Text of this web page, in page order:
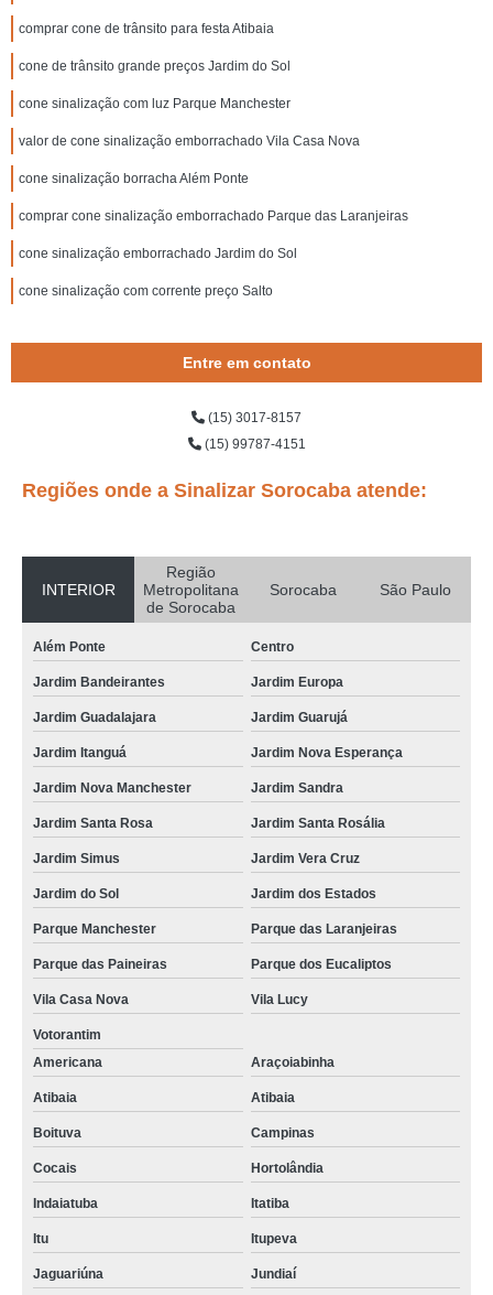
comprar cone de trânsito para festa Atibaia
cone de trânsito grande preços Jardim do Sol
cone sinalização com luz Parque Manchester
valor de cone sinalização emborrachado Vila Casa Nova
cone sinalização borracha Além Ponte
comprar cone sinalização emborrachado Parque das Laranjeiras
cone sinalização emborrachado Jardim do Sol
cone sinalização com corrente preço Salto
Entre em contato
(15) 3017-8157
(15) 99787-4151
Regiões onde a Sinalizar Sorocaba atende:
INTERIOR
Região
Metropolitana
de Sorocaba
Sorocaba São Paulo
Além Ponte Centro
Jardim Bandeirantes Jardim Europa
Jardim Guadalajara Jardim Guarujá
Jardim Itanguá Jardim Nova Esperança
Jardim Nova Manchester Jardim Sandra
Jardim Santa Rosa Jardim Santa Rosália
Jardim Simus Jardim Vera Cruz
Jardim do Sol Jardim dos Estados
Parque Manchester Parque das Laranjeiras
Parque das Paineiras Parque dos Eucaliptos
Vila Casa Nova Vila Lucy
Votorantim
Americana
Araçoiabinha
Atibaia Atibaia
Boituva Campinas
Cocais Hortolândia
Indaiatuba Itatiba
Itu Itupeva
Jaguariúna Jundiaí